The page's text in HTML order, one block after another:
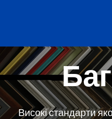
Високі стандарти